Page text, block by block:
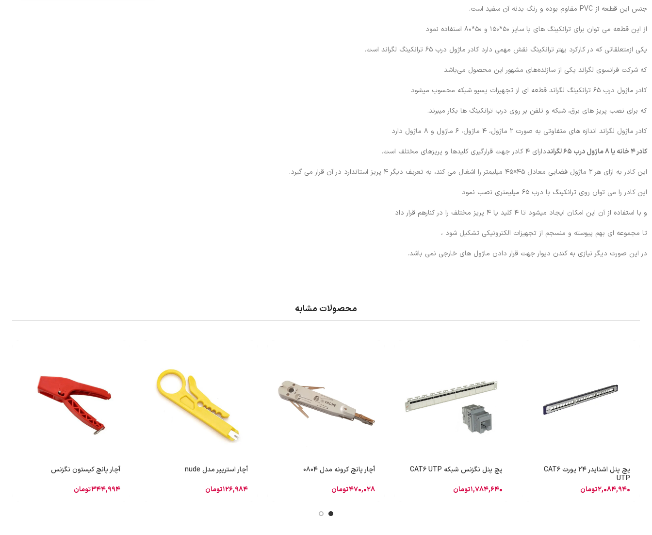
جنس این قطعه از PVC مقاوم بوده و رنگ بدنه آن سفید است.
از این قطعه می توان برای ترانکینگ های با سایز ۵۰*۱۵۰ و ۵۰*۸۰ استفاده نمود
یکی ازمتعلقاتی که در کارکرد بهتر ترانکینگ نقش مهمی دارد کادر ماژول درب ۶۵ ترانکینگ لگراند است.
که شرکت فرانسوی لگراند یکی از سازنده‌های مشهور این محصول می‌باشد
کادر ماژول درب ۶۵ ترانکینگ لگراند قطعه ای از تجهیزات پسیو شبکه محسوب میشود
که برای نصب پریز های برق، شبکه و تلفن بر روی درب ترانکینگ ها بکار میبرند.
کادر ماژول لگراند اندازه های متفاوتی به صورت ۲ ماژول، ۴ ماژول، ۶ ماژول و ۸ ماژول دارد
کادر ۴ خانه یا ۸ ماژول درب ۶۵ لگراند
دارای ۴ کادر جهت قرارگیری کلیدها و پریزهای مختلف است.
این کادر به ازای هر ۲ ماژول فضایی معادل ۴۵×۴۵ میلیمتر را اشغال می کند، به تعریف دیگر ۴ پریز استاندارد در آن قرار می گیرد.
این کادر را می توان روی ترانکینگ با درب ۶۵ میلیمتری نصب نمود
و با استفاده از آن این امکان ایجاد میشود تا ۴ کلید یا ۴ پریز مختلف را در کنارهم قرار داد
تا مجموعه ای بهم پیوسته و منسجم از تجهیزات الکترونیکی تشکیل شود ،
در این صورت دیگر نیازی به کندن دیوار جهت قرار دادن ماژول های خارجی نمی باشد.
محصولات مشابه
پچ پنل اشنایدر 24 پورت CAT6
UTP
2,084,940تومان
پچ پنل نگزنس شبکه CAT6 UTP
1,784,640تومان
آچار پانچ کرونه مدل 0804
470,028تومان
آچار استریپر مدل nude
126,984تومان
آچار پانچ کیستون نگزنس
344,994تومان